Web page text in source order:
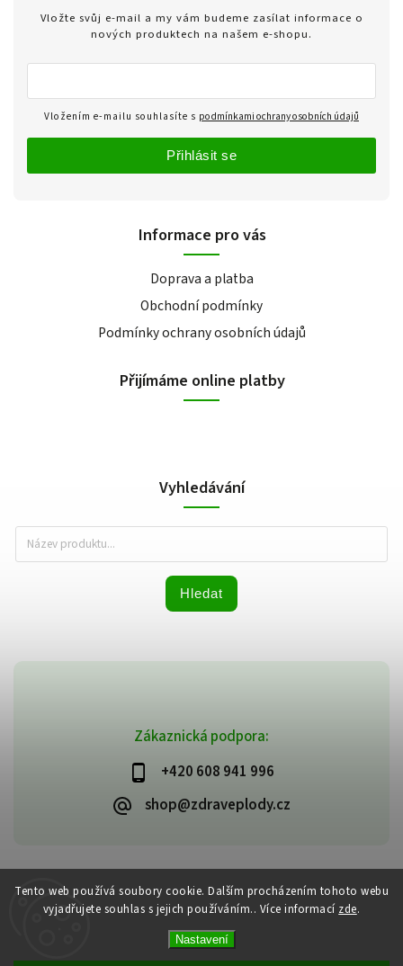
Tento web používá soubory cookie. Dalším procházením tohoto webu
vyjadřujete souhlas s jejich používáním.. Více informací zde.
Nastavení
Zákaznická podpora:
+420 608 941 996
shop@zdraveplody.cz
Informace pro vás
Doprava a platba
Obchodní podmínky
Podmínky ochrany osobních údajů
Přijímáme online platby
Vyhledávání
Hledat
Vložte svůj e-mail a my vám budeme zasílat informace o
nových produktech na našem e-shopu.
Vložením e-mailu souhlasíte s podmínkami ochrany osobních údajů
Přihlásit se
Copyright 2026Zdravé plody. Všechna práva vyhrazena.
Upravit nastavení cookies
VytvořilShoptet| Design